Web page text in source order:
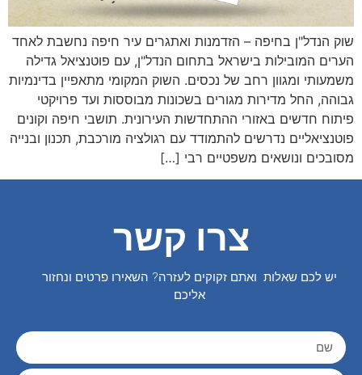
שוק הנדל"ן בחיפה – הזדמנות ואתגרים עיר חיפה נחשבת לאחד
הערים המובילות בישראל בתחום הנדל"ן, עם פוטנציאל גדילה
משמעותי ומגוון רחב של נכסים. השוק המקומי מתאפיין בדינמיות
גבוהה, החל מדירות מגורים בשכונות מבוססות ועד פרויקטי
פיתוח חדשים באזורי ההתחדשות העירונית. תושבי חיפה וקונים
פוטנציאליים נדרשים להתמודד עם רגולציה מורכבת, תכנון ובנייה
מסובכים ונושאים משפטיים רבי […]
צרו קשר
יש לכם שאלות ואתם זקוקים לעזרה? השאירו פרטים ונחזור
אליכם